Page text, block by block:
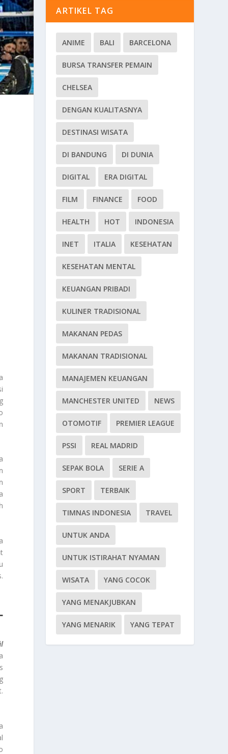
ARTIKEL TAG
ANIME BALI BARCELONA
BURSA TRANSFER PEMAIN
CHELSEA
DENGAN KUALITASNYA
DESTINASI WISATA
DI BANDUNG DI DUNIA
DIGITAL ERA DIGITAL
FILM FINANCE FOOD
HEALTH HOT INDONESIA
INET ITALIA KESEHATAN
KESEHATAN MENTAL
KEUANGAN PRIBADI
KULINER TRADISIONAL
MAKANAN PEDAS
MAKANAN TRADISIONAL
MANAJEMEN KEUANGAN
MANCHESTER UNITED NEWS
OTOMOTIF PREMIER LEAGUE
PSSI REAL MADRID
SEPAK BOLA SERIE A
SPORT TERBAIK
TIMNAS INDONESIA TRAVEL
UNTUK ANDA
UNTUK ISTIRAHAT NYAMAN
WISATA YANG COCOK
YANG MENAKJUBKAN
YANG MENARIK YANG TEPAT